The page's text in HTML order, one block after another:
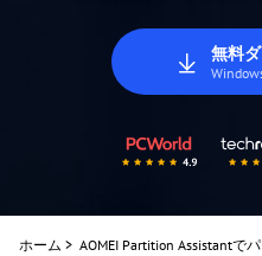
無料
ホーム > AOMEI Partition Assistantで